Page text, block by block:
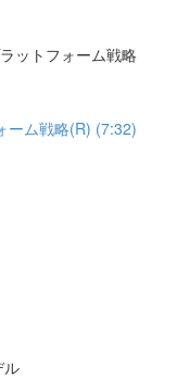
ットフォーム戦略
ーム戦略(R) (7:32)